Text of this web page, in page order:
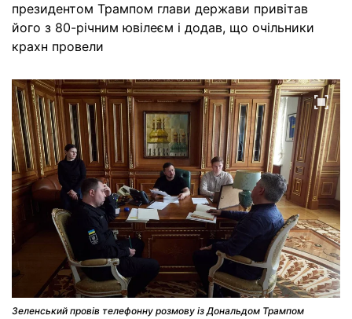
президентом Трампом глави держави привітав
його з 80-річним ювілеєм і додав, що очільники
крахн провели
Зеленський провів телефонну розмову із Дональдом Трампом